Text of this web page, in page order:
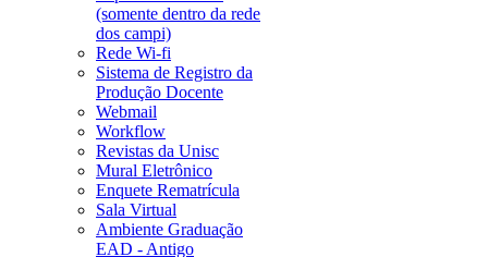
(somente dentro da rede
dos campi)
Rede Wi-fi
Sistema de Registro da
Produção Docente
Webmail
Workflow
Revistas da Unisc
Mural Eletrônico
Enquete Rematrícula
Sala Virtual
Ambiente Graduação
EAD - Antigo